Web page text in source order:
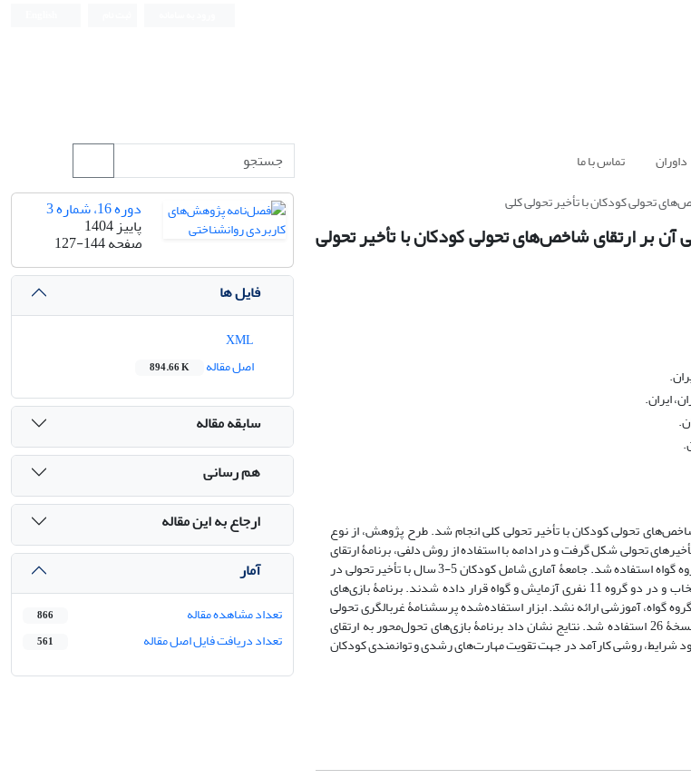
داوران
تماس با ما
تحولی کودکان با تأخیر تحولی کلی
بر ارتقای شاخص‌های تحولی کودکان با تأخیر تحولی
ایران.
تحولی کودکان با تأخیر تحولی کلی انجام شد. طرح پژوهش، از نوع
تحولی شکل گرفت و در ادامه با استفاده از روش دلفی، برنامۀ ارتقای
مهارت‌های تحولی تدوین شد. در بخش کمی نیز از راهبرد شبه‌آزمایشی با طرح پیش‌آزمون-پس‌آزمون با گروه گواه استفاده شد. جامعۀ آماری شامل کودکان 5-3 سال با تأخیر تحولی در
شهر تهران در سال 1402-1401 بود که از میان آنان 22 نفر (10 دختر و 12 پسر) به‌صورت دردسترس انتخاب و در دو گروه 11 نفری آزمایش و گواه قرار داده شدند. برنامۀ بازی‌های
کودک (12 جلسه) آموزش داده شد، اما به گروه گواه، آموزشی ارائه نشد. ابزار استفاده‌شده پرسشنامۀ غربالگری تحولی
(ASQ-3) و مصاحبۀ بالینی بود. برای تحلیل داده‌ها از روش تحلیل واریانس تک‌متغیره و نرم‌افزار SPSS نسخۀ 26 استفاده شد. نتایج نشان داد برنامۀ بازی‌های تحول‌محور به ارتقای
شرایط، روشی کارآمد در جهت تقویت مهارت‌های رشدی و توانمندی کودکان
دوره 16، شماره 3
پاییز 1404
صفحه127-144
فایل ها
اصل مقاله
894.66 K
سابقه مقاله
هم رسانی
ارجاع به این مقاله
آمار
تعداد مشاهده مقاله 866
تعداد دریافت فایل اصل مقاله 561